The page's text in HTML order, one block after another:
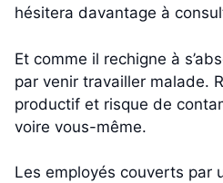
hésitera davantage à
Et comme il rechigne à
par venir travailler malade.
productif et risque de
voire vous-même.
Les employés couverts par